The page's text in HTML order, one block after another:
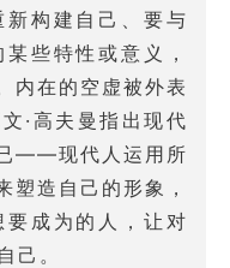
构建自己、要与
些特性或意义，
内在的空虚被外表
·高夫曼指出现代
——现代人运用所
塑造自己的形象，
成为的人，让对
己。